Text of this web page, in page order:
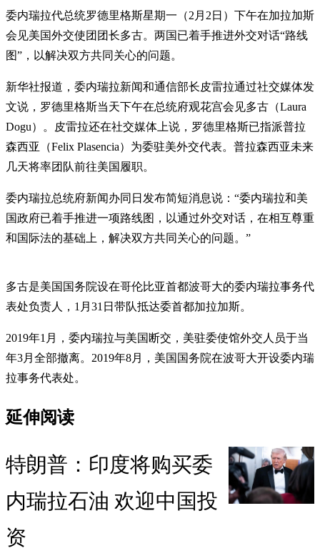
委内瑞拉代总统罗德里格斯星期一（2月2日）下午在加拉加斯
会见美国外交使团团长多古。两国已着手推进外交对话“路线
图”，以解决双方共同关心的问题。
新华社报道，委内瑞拉新闻和通信部长皮雷拉通过社交媒体发
文说，罗德里格斯当天下午在总统府观花宫会见多古（Laura
Dogu）。皮雷拉还在社交媒体上说，罗德里格斯已指派普拉
森西亚（Felix Plasencia）为委驻美外交代表。普拉森西亚未来
几天将率团队前往美国履职。
委内瑞拉总统府新闻办同日发布简短消息说：“委内瑞拉和美
国政府已着手推进一项路线图，以通过外交对话，在相互尊重
和国际法的基础上，解决双方共同关心的问题。”
多古是美国国务院设在哥伦比亚首都波哥大的委内瑞拉事务代
表处负责人，1月31日带队抵达委首都加拉加斯。
2019年1月，委内瑞拉与美国断交，美驻委使馆外交人员于当
年3月全部撤离。2019年8月，美国国务院在波哥大开设委内瑞
拉事务代表处。
延伸阅读
特朗普：印度将购买委
内瑞拉石油 欢迎中国投
资